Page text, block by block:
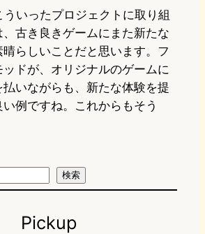
いったプロジェクトに取り組
古き良きゲームにまた新たな
らしいことだと思います。フ
ッドが、オリジナルのゲームに
払いながらも、新たな体験を提
例ですね。これからもそう
検索
Pickup